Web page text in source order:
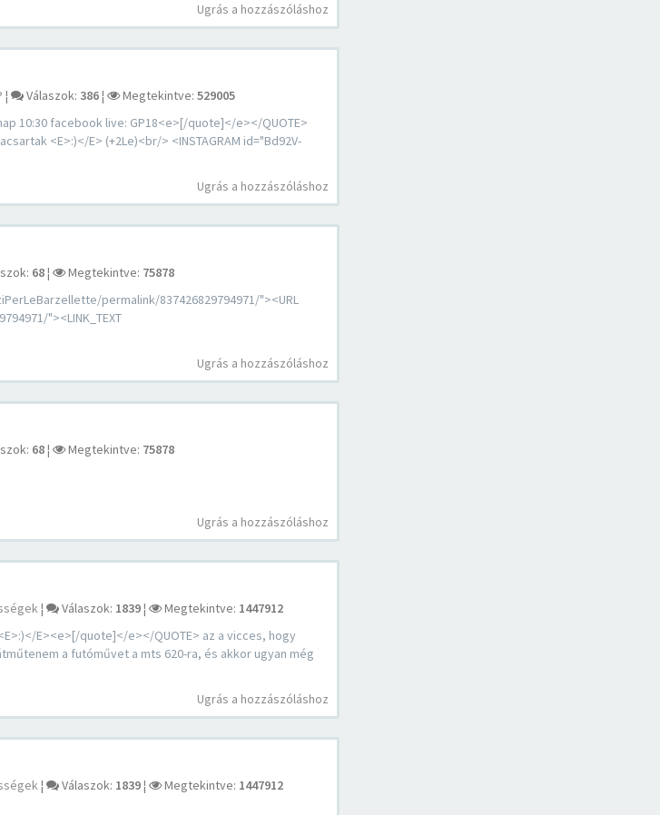
Ugrás a hozzászóláshoz
¦ Válaszok: 386¦ Megtekintve: 529005
10:30 facebook live: GP18<e>[/quote]</e></QUOTE>
<E>:)</E> (+2Le)<br/> <INSTAGRAM id="Bd92V-
Ugrás a hozzászóláshoz
68¦ Megtekintve: 75878
permalink/837426829794971/"><URL
"><LINK_TEXT
Ugrás a hozzászóláshoz
68¦ Megtekintve: 75878
Ugrás a hozzászóláshoz
¦ Válaszok: 1839¦ Megtekintve: 1447912
E><e>[/quote]</e></QUOTE> az a vicces, hogy
a futóművet a mts 620-ra, és akkor ugyan még
Ugrás a hozzászóláshoz
¦ Válaszok: 1839¦ Megtekintve: 1447912